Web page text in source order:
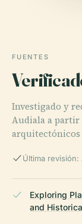
FUENTES
Investigado y
Audiala a
Última
Exploring
and